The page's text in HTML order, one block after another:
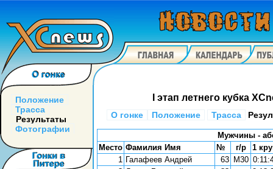
I этап летнего кубка
О гонке Положение Трасса
Мужчины -
Место Фамилия Имя № г/р
1
1 Галафеев Андрей 63 М30
Положение
Трасса
Результаты
Фотографии